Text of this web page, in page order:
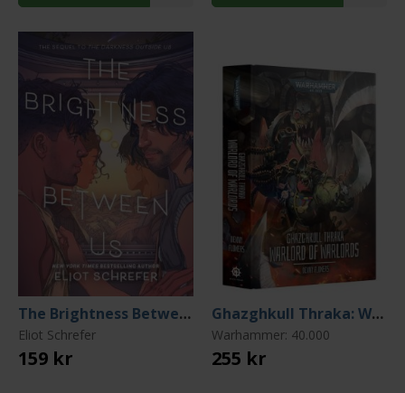
The Brightness Between Us
Eliot Schrefer
159 kr
Ghazghkull Thraka: Warlord of Warlords
Warhammer: 40.000
255 kr